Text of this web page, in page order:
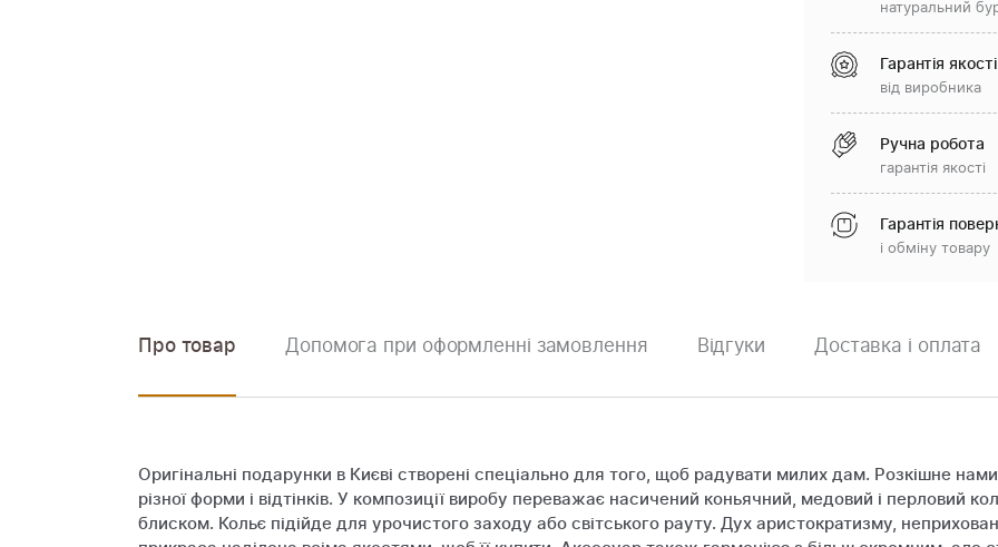
натуральний
Гарантія якості
від виробника
Ручна робота
гарантія якості
Гарантія
і обміну товару
Про товар Допомога при оформленні замовлення Відгуки Доставка і оплата
Оригінальні подарунки в Києві створені спеціально для того, щоб радувати милих дам. Розкішне
різної форми і відтінків. У композиції виробу переважає насичений коньячний, медовий і перловий
блиском. Кольє підійде для урочистого заходу або світського рауту. Дух аристократизму,